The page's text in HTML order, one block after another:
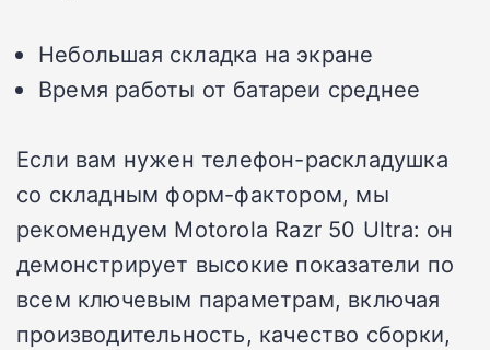
Небольшая складка на экране
Время работы от батареи среднее
Если вам нужен телефон-раскладушка
со складным форм-фактором, мы
рекомендуем Motorola Razr 50 Ultra: он
демонстрирует высокие показатели по
всем ключевым параметрам, включая
производительность, качество сборки,